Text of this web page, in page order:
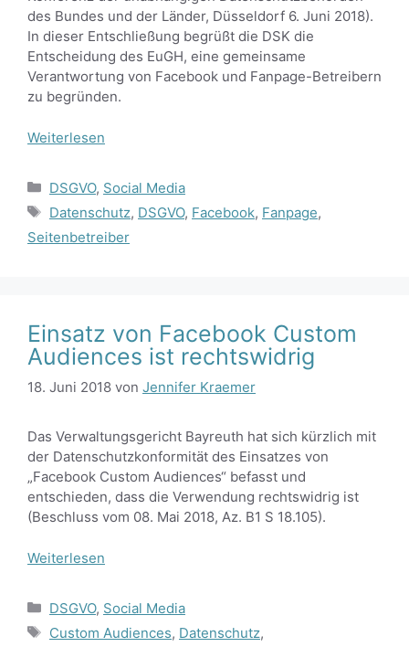
des Bundes und der Länder, Düsseldorf 6. Juni 2018).
In dieser Entschließung begrüßt die DSK die
Entscheidung des EuGH, eine gemeinsame
Verantwortung von Facebook und Fanpage-Betreibern
zu begründen.
Weiterlesen
Kategorien
DSGVO, Social Media
Schlagwörter
Datenschutz, DSGVO, Facebook, Fanpage,
Seitenbetreiber
Einsatz von Facebook Custom
Audiences ist rechtswidrig
18. Juni 2018 von Jennifer Kraemer
Das Verwaltungsgericht Bayreuth hat sich kürzlich mit
der Datenschutzkonformität des Einsatzes von
„Facebook Custom Audiences“ befasst und
entschieden, dass die Verwendung rechtswidrig ist
(Beschluss vom 08. Mai 2018, Az. B1 S 18.105).
Weiterlesen
Kategorien
DSGVO, Social Media
Schlagwörter
Custom Audiences, Datenschutz,